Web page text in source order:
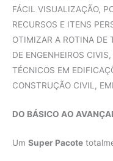
FÁCIL VISUALIZAÇÃO,
RECURSOS E ITENS
OTIMIZAR A ROTINA DE
DE ENGENHEIROS
TÉCNICOS EM
CONSTRUÇÃO CIVIL,
DO BÁSICO AO
Um Super Pacote